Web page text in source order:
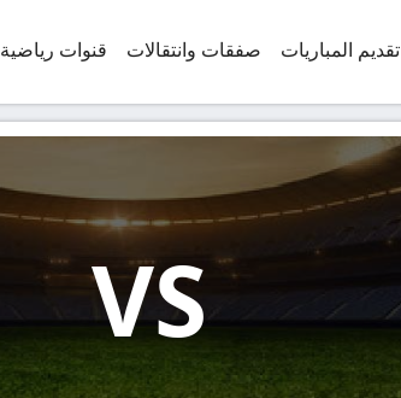
تقديم المباريات صفقات وانتقالات قنوات رياضية
VS